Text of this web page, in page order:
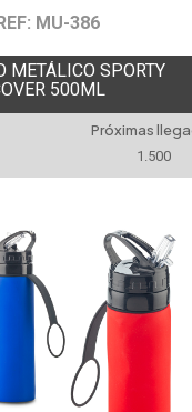
MU-386
METÁLICO SPORTY
500ML
Próximas
1.500